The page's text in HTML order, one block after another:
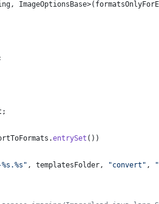
, ImageOptionsBase>(
;
.entrySet ())
, templatesFolder, "convert" ,